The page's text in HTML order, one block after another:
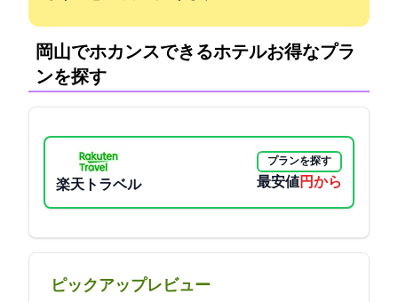
岡山でホカンスできるホテル:お得なプラ
ンを探す
楽天トラベル
プランを探す
最安値4150円から
ピックアップレビュー